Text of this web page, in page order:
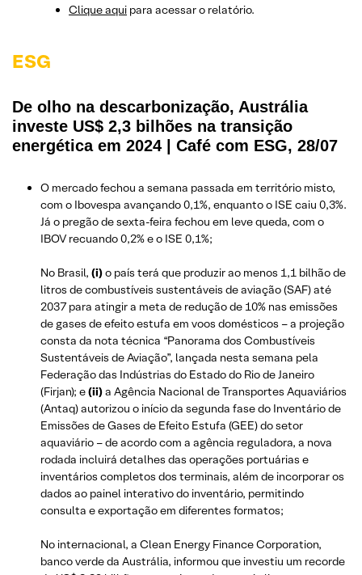
Clique aqui para acessar o relatório.
ESG
De olho na descarbonização, Austrália
investe US$ 2,3 bilhões na transição
energética em 2024 | Café com ESG, 28/07
O mercado fechou a semana passada em território misto,
com o Ibovespa avançando 0,1%, enquanto o ISE caiu 0,3%.
Já o pregão de sexta-feira fechou em leve queda, com o
IBOV recuando 0,2% e o ISE 0,1%;
No Brasil, (i)o país terá que produzir ao menos 1,1 bilhão de
litros de combustíveis sustentáveis de aviação (SAF) até
2037 para atingir a meta de redução de 10% nas emissões
de gases de efeito estufa em voos domésticos – a projeção
consta da nota técnica “Panorama dos Combustíveis
Sustentáveis de Aviação”, lançada nesta semana pela
Federação das Indústrias do Estado do Rio de Janeiro
(Firjan); e(ii)a Agência Nacional de Transportes Aquaviários
(Antaq) autorizou o início da segunda fase do Inventário de
Emissões de Gases de Efeito Estufa (GEE) do setor
aquaviário – de acordo com a agência reguladora, a nova
rodada incluirá detalhes das operações portuárias e
inventários completos dos terminais, além de incorporar os
dados ao painel interativo do inventário, permitindo
consulta e exportação em diferentes formatos;
No internacional, a Clean Energy Finance Corporation,
banco verde da Austrália, informou que investiu um recorde